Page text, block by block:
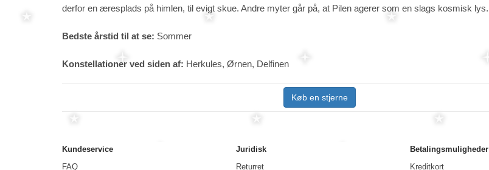
derfor en æresplads på himlen, til evigt skue. Andre myter går på, at Pilen agerer som en slags kosmisk lys.
Bedste årstid til at se: Sommer
Konstellationer ved siden af: Herkules, Ørnen, Delfinen
Køb en stjerne
Kundeservice
FAQ
Juridisk
Returret
Betalingsmuligheder
Kreditkort